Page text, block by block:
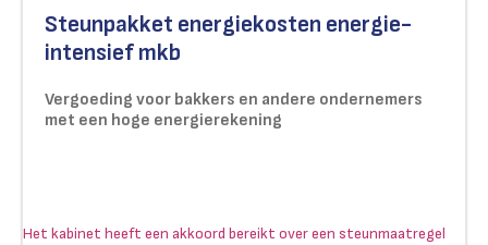
Steunpakket energiekosten energie-
intensief mkb
Vergoeding voor bakkers en andere ondernemers
met een hoge energierekening
Het kabinet heeft een akkoord bereikt over een steunmaatregel